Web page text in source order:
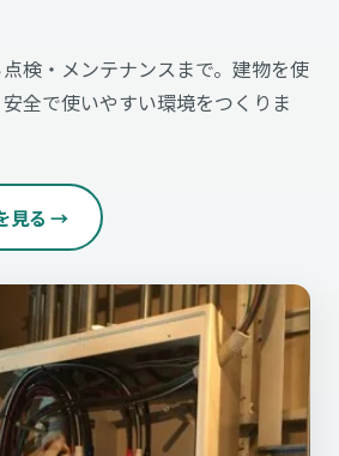
検・メンテナンスまで。建物を使
全で使いやすい環境をつくりま
見る →